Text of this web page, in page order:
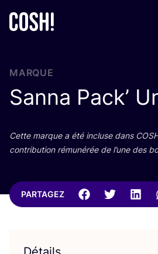
MARQUE
Sanna Pack’
Cette marque a été incluse dans
contri­bu­tion rému­né­rée de l’une des
PARTAGEZ